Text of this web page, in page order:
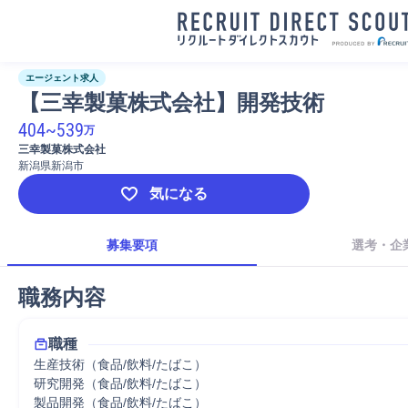
エージェント求人
【三幸製菓株式会社】開発技術
404~539万
三幸製菓株式会社
新潟県新潟市
気になる
募集要項 選考・企
職務内容
職種
生産技術（食品/飲料/たばこ）
研究開発（食品/飲料/たばこ）
製品開発（食品/飲料/たばこ）